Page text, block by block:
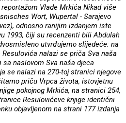
Vlade Mrkića Nikad više
Wort, Wupertal - Sarajevo
odnosno ranijim izdanjem iste
1993, čiji su recenzenti bili Abdulah
utvrđujemo slijedeće: na
nalazi se priča Sva naša
naslovom Sva naša djeca
se nalazi na 270-toj stranici njegove
priču Vrpca života, istovjetnu
pokojnog Mrkića, na stranici 254,
Resulovićeve knjige identični
objavljenom na strani 177 izdanja